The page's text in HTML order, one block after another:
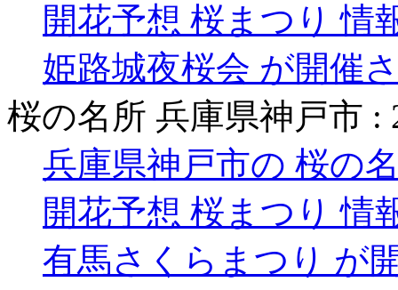
開花予想 桜まつり
姫路城夜桜会 が開催
桜の名所 兵庫県神戸市 :
兵庫県神戸市の 桜の
開花予想 桜まつり 情
有馬さくらまつり が